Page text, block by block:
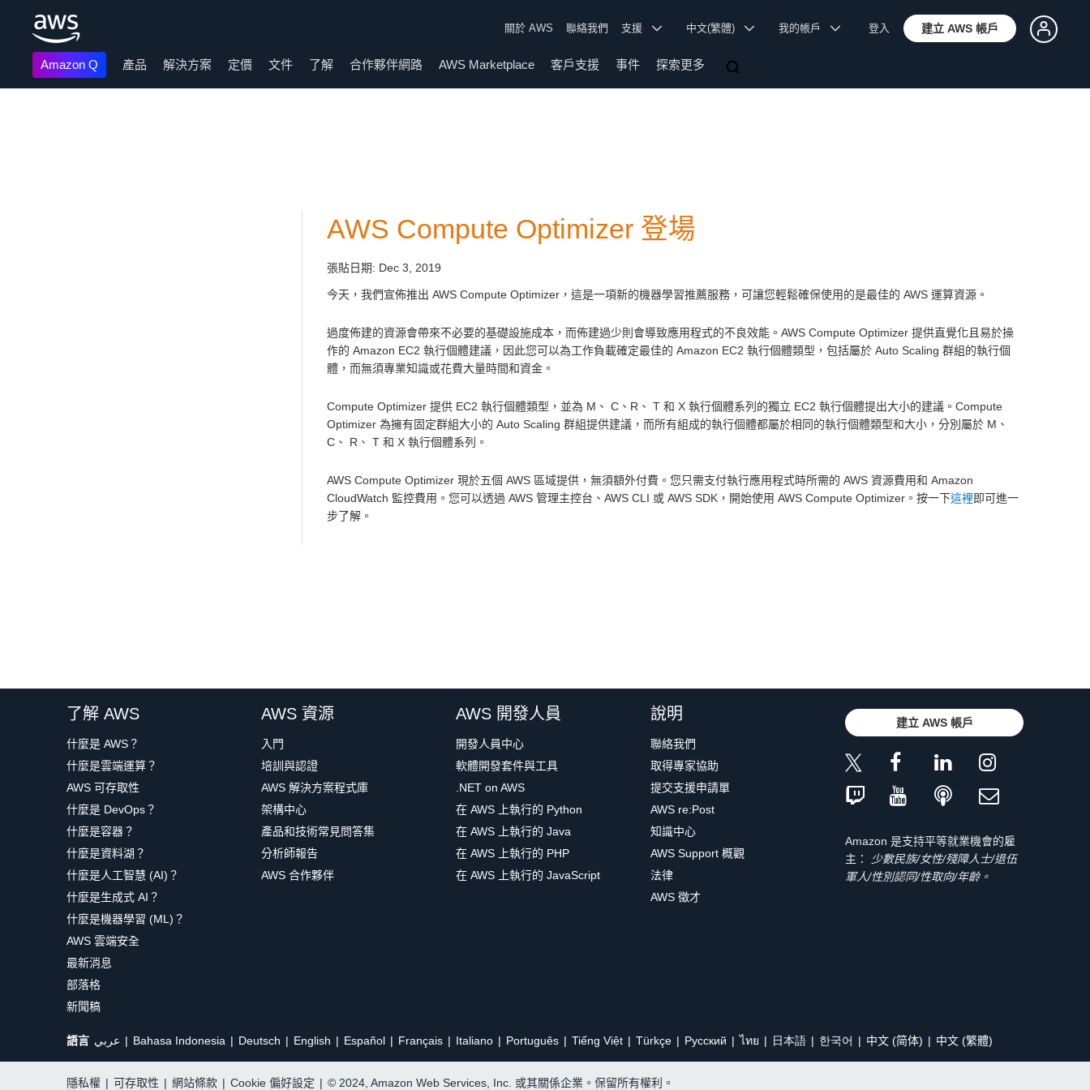
關於 AWS 聯絡我們 支援 中文(繁體) 我的帳戶 登入 建立 AWS 帳戶
Amazon Q 產品 解決方案 定價 文件 了解 合作夥伴網路 AWS Marketplace 客戶支援 事件 探索更多
AWS Compute Optimizer 登場
張貼日期: Dec 3, 2019
今天，我們宣佈推出 AWS Compute Optimizer，這是一項新的機器學習推薦服務，可讓您輕鬆確保使用的是最佳的 AWS 運算資源。
過度佈建的資源會帶來不必要的基礎設施成本，而佈建過少則會導致應用程式的不良效能。AWS Compute Optimizer 提供直覺化且易於操
作的 Amazon EC2 執行個體建議，因此您可以為工作負載確定最佳的 Amazon EC2 執行個體類型，包括屬於 Auto Scaling 群組的執行個
體，而無須專業知識或花費大量時間和資金。
Compute Optimizer 提供 EC2 執行個體類型，並為 M、 C、R、 T 和 X 執行個體系列的獨立 EC2 執行個體提出大小的建議。Compute
Optimizer 為擁有固定群組大小的 Auto Scaling 群組提供建議，而所有組成的執行個體都屬於相同的執行個體類型和大小，分別屬於 M、
C、 R、 T 和 X 執行個體系列。
AWS Compute Optimizer 現於五個 AWS 區域提供，無須額外付費。您只需支付執行應用程式時所需的 AWS 資源費用和 Amazon
CloudWatch 監控費用。您可以透過 AWS 管理主控台、AWS CLI 或 AWS SDK，開始使用 AWS Compute Optimizer。按一下這裡即可進一
步了解。
了解 AWS
什麼是 AWS？
什麼是雲端運算？
AWS 可存取性
什麼是 DevOps？
什麼是容器？
什麼是資料湖？
什麼是人工智慧 (AI)？
什麼是生成式 AI？
什麼是機器學習 (ML)？
AWS 雲端安全
最新消息
部落格
新聞稿
AWS 資源
入門
培訓與認證
AWS 解決方案程式庫
架構中心
產品和技術常見問答集
分析師報告
AWS 合作夥伴
AWS 開發人員
開發人員中心
軟體開發套件與工具
.NET on AWS
在 AWS 上執行的 Python
在 AWS 上執行的 Java
在 AWS 上執行的 PHP
在 AWS 上執行的 JavaScript
說明
聯絡我們
取得專家協助
提交支援申請單
AWS re:Post
知識中心
AWS Support 概觀
法律
AWS 徵才
建立 AWS 帳戶
Amazon 是支持平等就業機會的雇
主：
少數民族/女性/殘障人士/退伍
軍人/性別認同/性取向/年齡。
語言 عربي Bahasa Indonesia Deutsch English Español Français Italiano Português Tiếng Việt Türkçe Ρусский ไทย 日本語 한국어 中文 (简体) 中文 (繁體)
隱私權 | 可存取性 | 網站條款 | Cookie 偏好設定 | © 2024, Amazon Web Services, Inc. 或其關係企業。保留所有權利。